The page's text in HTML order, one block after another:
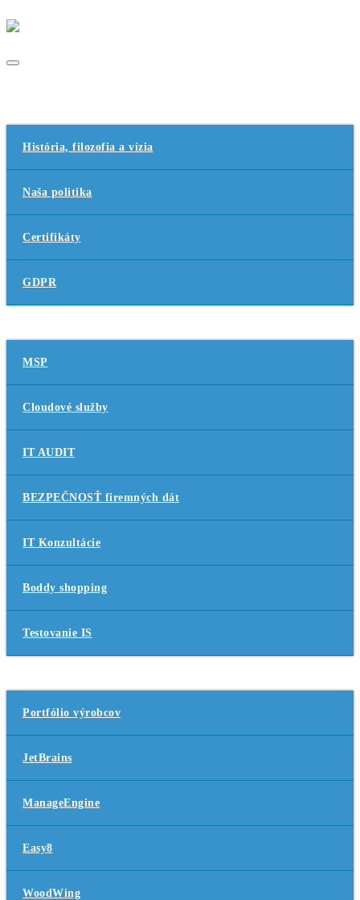
História, filozofia a vízia
Naša politika
Certifikáty
GDPR
MSP
Cloudové služby
IT AUDIT
BEZPEČNOSŤ firemných dát
IT Konzultácie
Boddy shopping
Testovanie IS
Portfólio výrobcov
JetBrains
ManageEngine
Easy8
WoodWing